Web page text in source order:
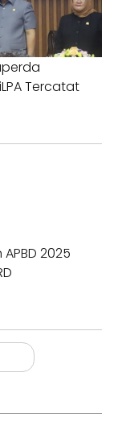
Tercatat
2025